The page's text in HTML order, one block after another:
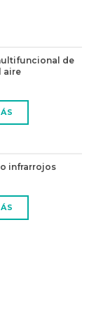
de
aire
infrarrojos